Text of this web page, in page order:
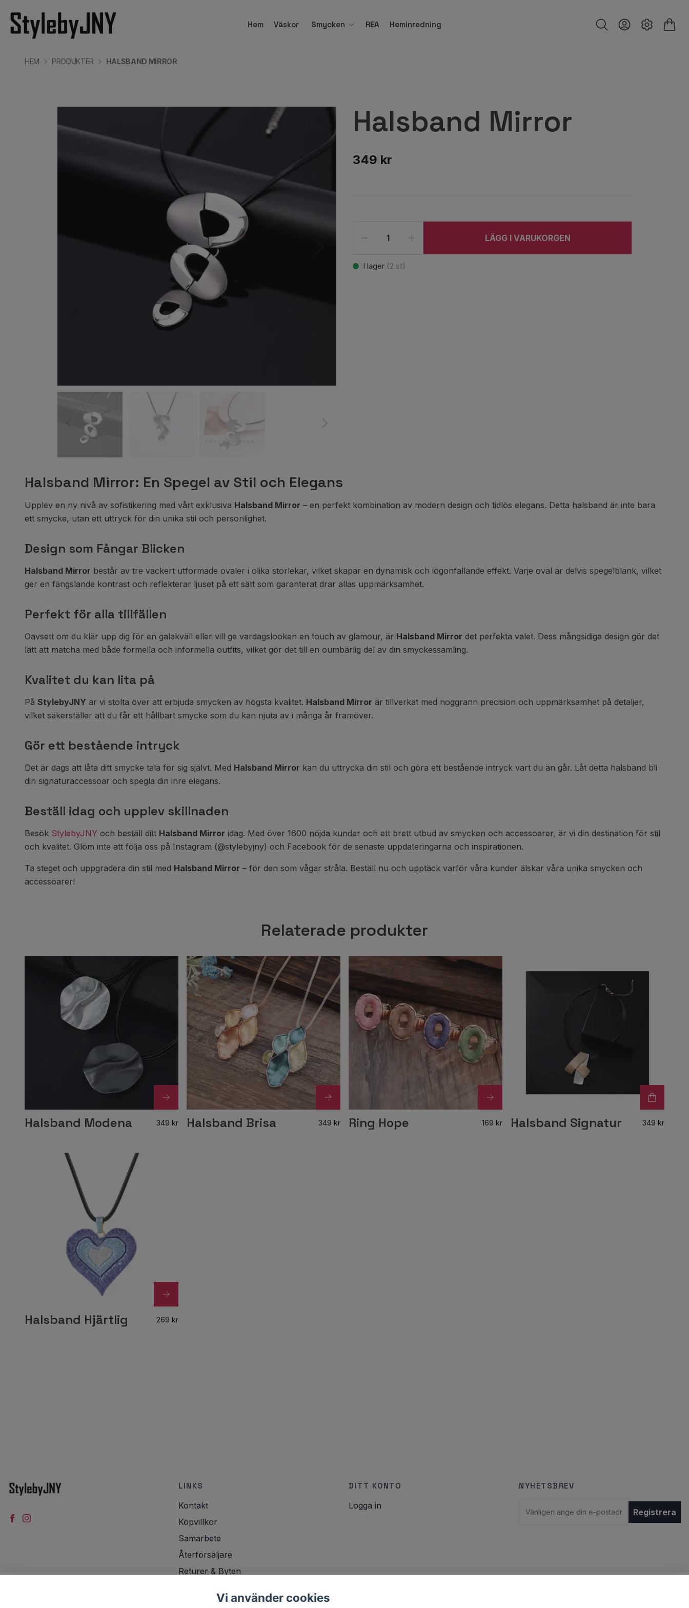
Hem Väskor Smycken REA Heminredning
HEM PRODUKTER HALSBAND MIRROR
Halsband Mirror
349 kr
LÄGG I VARUKORGEN
I lager (2 st)
Halsband Mirror: En Spegel av Stil och Elegans
Upplev en ny nivå av sofistikering med vårt exklusiva Halsband Mirror – en perfekt kombination av modern design och tidlös elegans. Detta halsband är inte bara
ett smycke, utan ett uttryck för din unika stil och personlighet.
Design som Fångar Blicken
Halsband Mirror består av tre vackert utformade ovaler i olika storlekar, vilket skapar en dynamisk och iögonfallande effekt. Varje oval är delvis spegelblank, vilket
ger en fängslande kontrast och reflekterar ljuset på ett sätt som garanterat drar allas uppmärksamhet.
Perfekt för alla tillfällen
Oavsett om du klär upp dig för en galakväll eller vill ge vardagslooken en touch av glamour, är Halsband Mirror det perfekta valet. Dess mångsidiga design gör det
lätt att matcha med både formella och informella outfits, vilket gör det till en oumbärlig del av din smyckessamling.
Kvalitet du kan lita på
På StylebyJNY är vi stolta över att erbjuda smycken av högsta kvalitet. Halsband Mirror är tillverkat med noggrann precision och uppmärksamhet på detaljer,
vilket säkerställer att du får ett hållbart smycke som du kan njuta av i många år framöver.
Gör ett bestående intryck
Det är dags att låta ditt smycke tala för sig självt. Med Halsband Mirror kan du uttrycka din stil och göra ett bestående intryck vart du än går. Låt detta halsband bli
din signaturaccessoar och spegla din inre elegans.
Beställ idag och upplev skillnaden
Besök StylebyJNY och beställ ditt Halsband Mirror idag. Med över 1600 nöjda kunder och ett brett utbud av smycken och accessoarer, är vi din destination för stil
och kvalitet. Glöm inte att följa oss på Instagram (@stylebyjny) och Facebook för de senaste uppdateringarna och inspirationen.
Ta steget och uppgradera din stil med Halsband Mirror – för den som vågar stråla. Beställ nu och upptäck varför våra kunder älskar våra unika smycken och
accessoarer!
Relaterade produkter
Halsband Modena 349 kr Halsband Brisa 349 kr Ring Hope 169 kr Halsband Signatur 349 kr
Halsband Hjärtlig 269 kr
LINKS
Kontakt
Köpvillkor
Samarbete
Återförsäljare
Returer & Byten
DITT KONTO
Logga in
NYHETSBREV
Registrera
Vi använder cookies